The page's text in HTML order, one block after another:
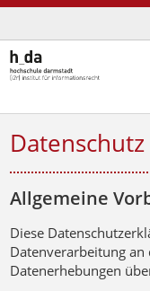
Datenschutz
Allgemeine
Diese
Datenverarbeitung
Datenerhebungen